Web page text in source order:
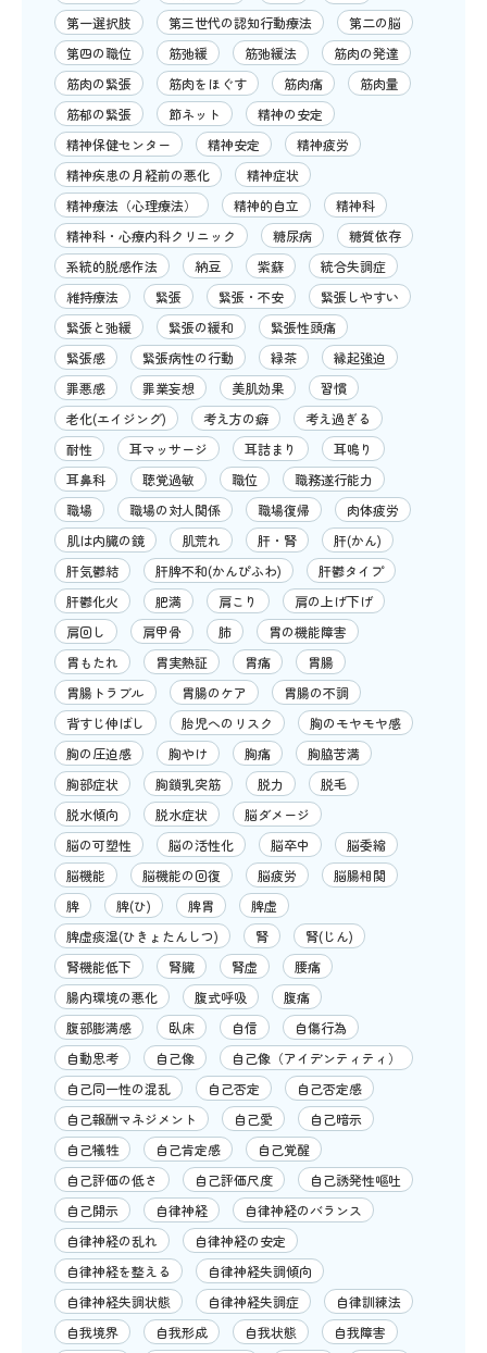
第一選択肢
第三世代の認知行動療法
第二の脳
第四の職位
筋弛緩 筋弛緩法
筋肉の発達
筋肉の緊張
筋肉をほぐす 筋肉痛
筋肉量
筋郁の緊張
節ネット
精神の安定
精神保健センター
精神安定
精神疲労
精神疾患の月経前の悪化
精神症状
精神療法（心理療法）
精神的自立
精神科
精神科・心療内科クリニック
糖尿病
糖質依存
系統的脱感作法
納豆 紫蘇
統合失調症
維持療法
緊張 緊張・不安
緊張しやすい
緊張と弛緩
緊張の緩和
緊張性頭痛
緊張感
緊張病性の行動 緑茶
縁起強迫
罪悪感
罪業妄想 美肌効果
習慣
老化(エイジング)
考え方の癖
考え過ぎる
耐性
耳マッサージ 耳詰まり
耳鳴り
耳鼻科
聴覚過敏 職位
職務遂行能力
職場
職場の対人関係 職場復帰
肉体疲労
肌は内臓の鏡
肌荒れ 肝・腎
肝(かん)
肝気鬱結
肝脾不和(かんぴふわ)
肝鬱タイプ
肝鬱化火
肥満 肩こり
肩の上げ下げ
肩回し
肩甲骨 肺
胃の機能障害
胃もたれ
胃実熱証 胃痛
胃腸
胃腸トラブル
胃腸のケア
胃腸の不調
背すじ伸ばし
胎児へのリスク
胸のモヤモヤ感
胸の圧迫感
胸やけ 胸痛
胸脇苦満
胸部症状
胸鎖乳突筋 脱力
脱毛
脱水傾向
脱水症状
脳ダメージ
脳の可塑性
脳の活性化 脳卒中
脳委縮
脳機能
脳機能の回復 脳疲労
脳腸相関
脾
脾(ひ) 脾胃
脾虚
脾虚痰湿(ひきょたんしつ)
腎
腎(じん)
腎機能低下
腎臓 腎虚
腰痛
腸内環境の悪化
腹式呼吸
腹痛
腹部膨満感
臥床 自信
自傷行為
自動思考
自己像
自己像（アイデンティティ）
自己同一性の混乱
自己否定
自己否定感
自己報酬マネジメント
自己愛
自己暗示
自己犠牲
自己肯定感
自己覚醒
自己評価の低さ
自己評価尺度
自己誘発性嘔吐
自己開示
自律神経
自律神経のバランス
自律神経の乱れ
自律神経の安定
自律神経を整える
自律神経失調傾向
自律神経失調状態
自律神経失調症
自律訓練法
自我境界
自我形成 自我状態 自我障害